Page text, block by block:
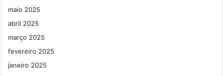
maio 2025
abril 2025
março 2025
fevereiro 2025
janeiro 2025